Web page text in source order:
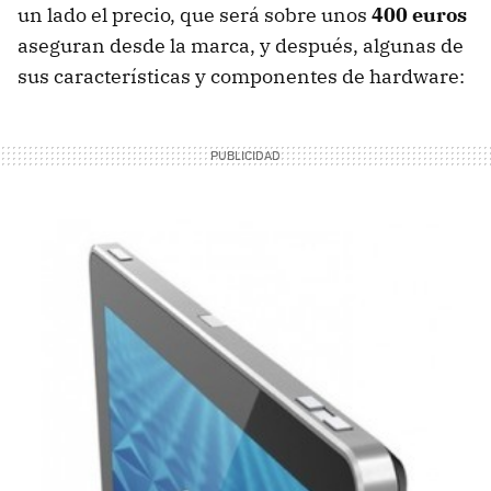
un lado el precio, que será sobre unos 400 euros
aseguran desde la marca, y después, algunas de
sus características y componentes de hardware: